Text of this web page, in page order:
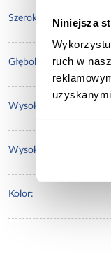
Niniejsza
ruch w
Szerokość [cm]:
Głębokość [cm]:
Wysokość [cm]:
Wysokość do siedziska
Kolor: